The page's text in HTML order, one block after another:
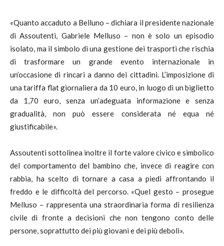
«Quanto accaduto a Belluno – dichiara il presidente nazionale
di Assoutenti, Gabriele Melluso – non è solo un episodio
isolato, ma il simbolo di una gestione dei trasporti che rischia
di trasformare un grande evento internazionale in
un’occasione di rincari a danno dei cittadini. L’imposizione di
una tariffa flat giornaliera da 10 euro, in luogo di un biglietto
da 1,70 euro, senza un’adeguata informazione e senza
gradualità, non può essere considerata né equa né
giustificabile».
Assoutenti sottolinea inoltre il forte valore civico e simbolico
del comportamento del bambino che, invece di reagire con
rabbia, ha scelto di tornare a casa a piedi affrontando il
freddo e le difficoltà del percorso. «Quel gesto – prosegue
Melluso – rappresenta una straordinaria forma di resilienza
civile di fronte a decisioni che non tengono conto delle
persone, soprattutto dei più giovani e dei più deboli».